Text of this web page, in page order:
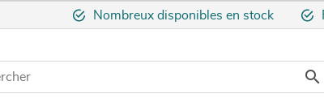
Nombreux disponibles en stock
